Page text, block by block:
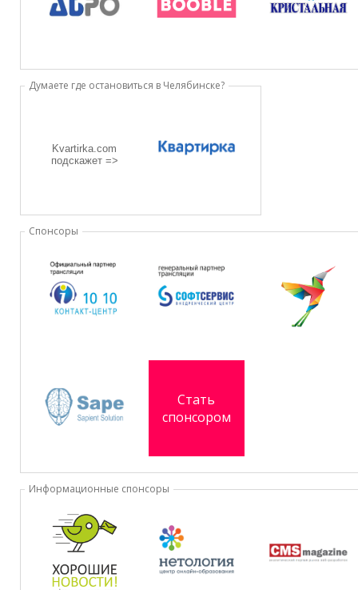
Думаете где остановиться в Челябинске?
Kvartirka.com
подскажет =>
Спонсоры
Стать
спонсором
Информационные cпонсоры